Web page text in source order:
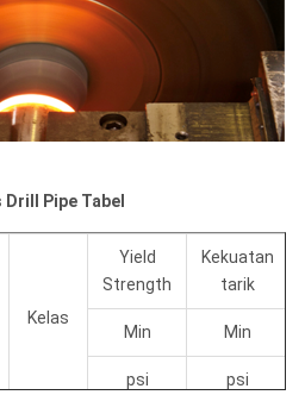
Pipe Tabel
Kelas
Yield
Strength
Kekuatan
tarik
Min
Min
psi psi